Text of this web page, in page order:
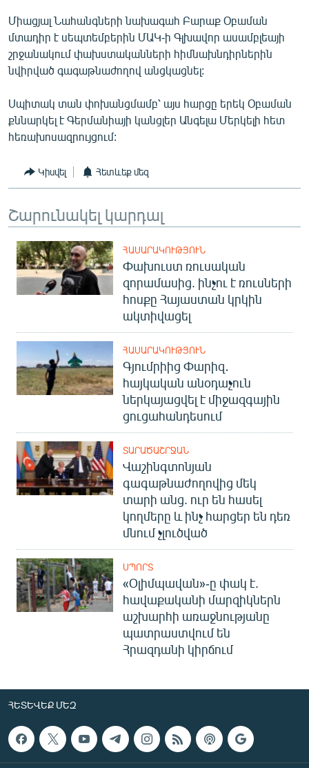
ՏԵՍԱՆՅՈՒԹԵՐ
ԲԱՆԱՎԵՃ
ՁԳՏԵԼՈՎ ԼԱՎԱԳՈՒՅՆԻՆ
ՓՈԴՔԱՍԹ
Հայերեն
Русский
ՀԵՏԵՎԵՔ ՄԵԶ
«Ազատության» բոլոր կայքերը
Միացյալ Նահանգների նախագահ Բարաք Օբաման
մտադիր է սեպտեմբերին ՄԱԿ-ի Գլխավոր ասամբլեայի
շրջանակում փախստականների հիմնախնդիրներին
նվիրված գագաթնաժողով անցկացնել:
Սպիտակ տան փոխանցմամբ՝ այս հարցը երեկ Օբաման
քննարկել է Գերմանիայի կանցլեր Անգելա Մերկելի հետ
հեռախոսազրույցում:
Կիսվել Հետևեք մեզ
Շարունակել կարդալ
ՀԱՍԱՐԱԿՈՒԹՅՈՒՆ
Փախուստ ռուսական
զորամասից. ինչու է ռուսների
հոսքը Հայաստան կրկին
ակտիվացել
ՀԱՍԱՐԱԿՈՒԹՅՈՒՆ
Գյումրիից Փարիզ․
հայկական անօդաչուն
ներկայացվել է միջազգային
ցուցահանդեսում
ՏԱՐԱԾԱՇՐՋԱՆ
Վաշինգտոնյան
գագաթնաժողովից մեկ
տարի անց. ուր են հասել
կողմերը և ինչ հարցեր են դեռ
մնում չլուծված
ՍՊՈՐՏ
«Օլիմպավան»-ը փակ է.
հավաքականի մարզիկներն
աշխարհի առաջնությանը
պատրաստվում են
Հրազդանի կիրճում
ՀԵՏԵՎԵՔ ՄԵԶ